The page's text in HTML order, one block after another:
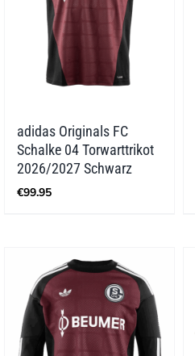
adidas Originals FC
Schalke 04 Torwarttrikot
2026/2027 Schwarz
€99.95